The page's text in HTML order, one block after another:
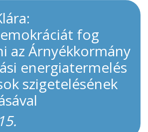
fog
az Árnyékkormány
energiatermelés
szigetelésének